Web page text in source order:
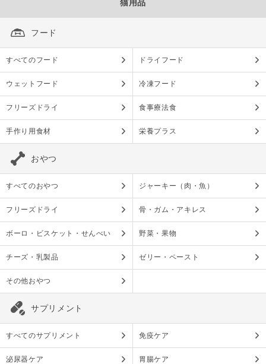
猫用品
フード
すべてのフード ドライフード
ウェットフード 冷凍フード
フリーズドライ 食事療法食
手作り用食材 栄養プラス
おやつ
すべてのおやつ ジャーキー（肉・魚）
フリーズドライ 骨・ガム・アキレス
ボーロ・ビスケット・せんべい 野菜・果物
チーズ・乳製品 ゼリー・ペースト
その他おやつ
サプリメント
すべてのサプリメント 免疫ケア
泌尿器ケア 胃腸ケア